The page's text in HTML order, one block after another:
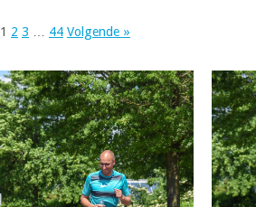
1 2 3 44 Volgende »